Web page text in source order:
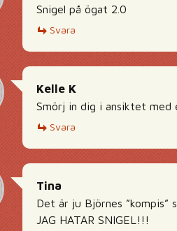
Snigel på ögat 2.0
Svara
Kelle K
Smörj in dig i ansiktet med
Svara
Tina
Det är ju Björnes ”kompis”
JAG HATAR SNIGEL!!!